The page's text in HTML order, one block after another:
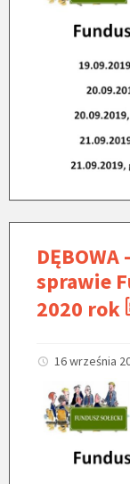
sprawie
2020 rok
16 września